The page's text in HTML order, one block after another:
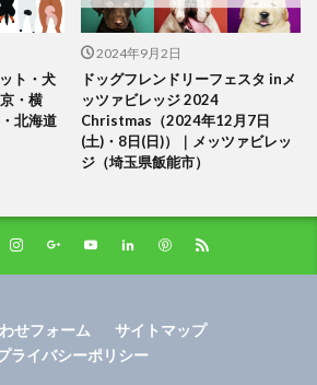
ト・犬
・横
北海道
2024年9月2日
ドッグフレンドリーフェスタ inメ
ッツァビレッジ 2024
Christmas（2024年12月7日
(土)・8日(日)）｜メッツァビレッ
ジ（埼玉県飯能市）
せフォーム
サイトマップ
ライバシーポリシー